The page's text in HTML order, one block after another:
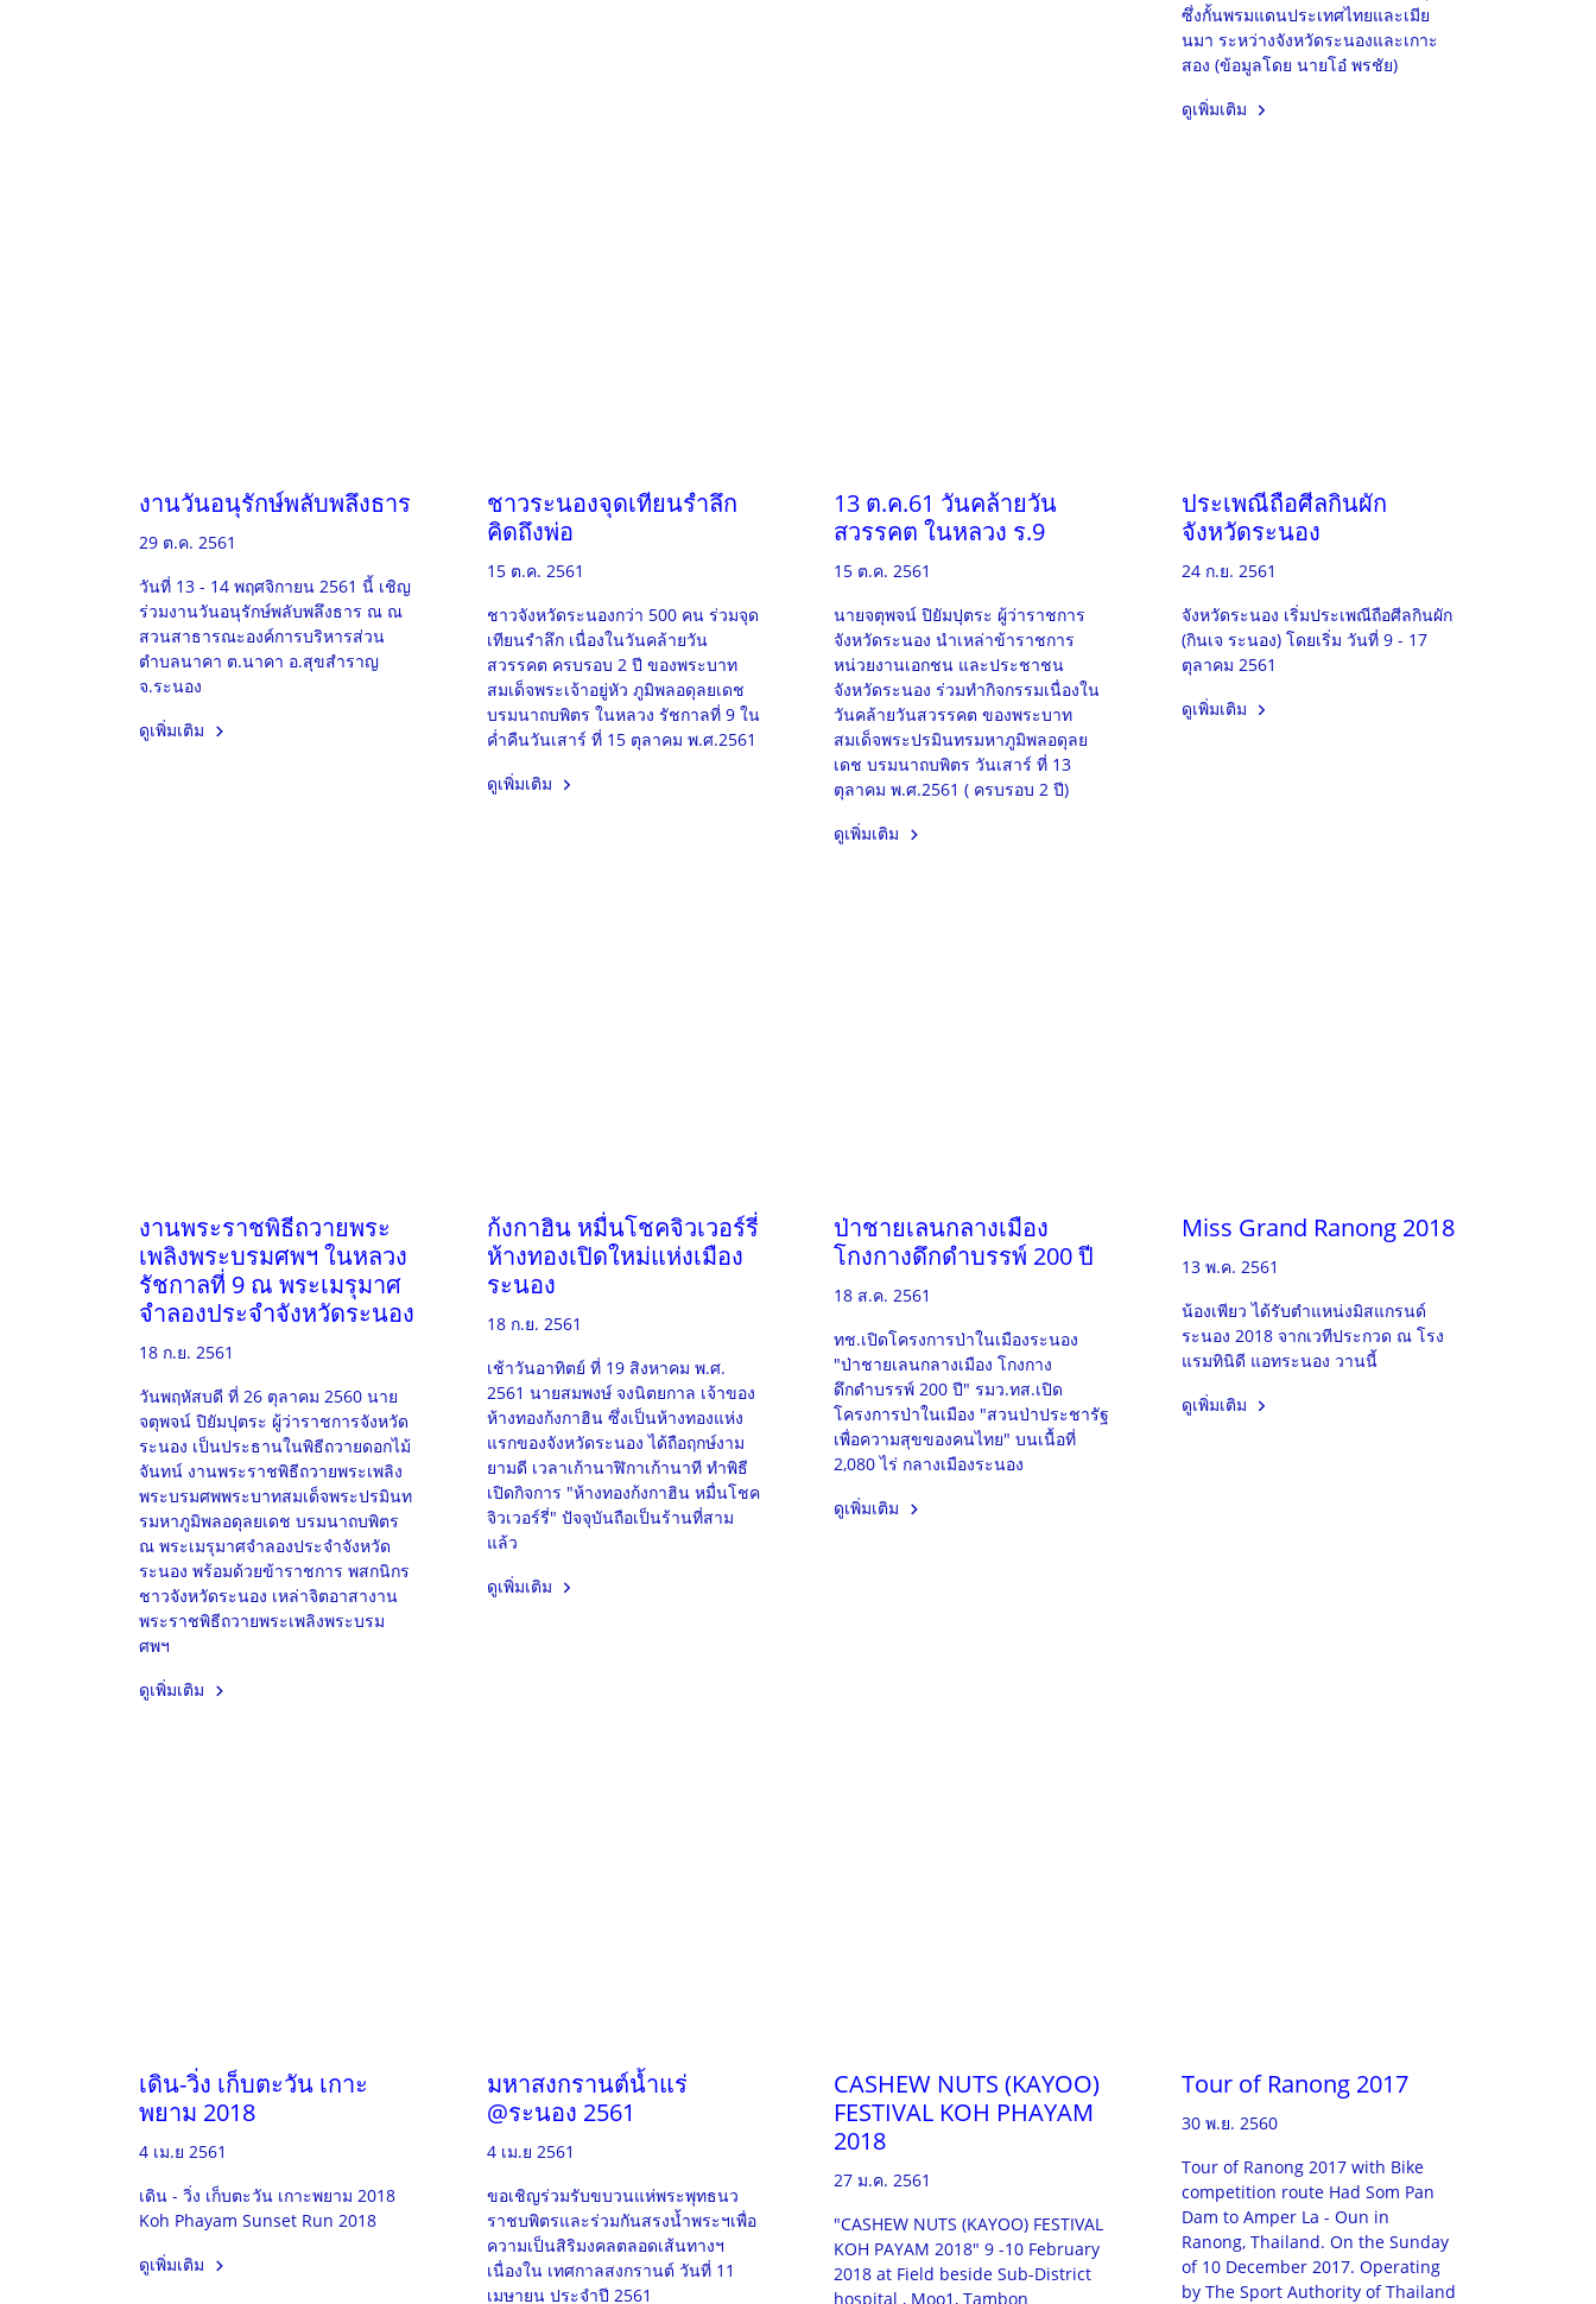
ซึ่งกั้นพรมแดนประเทศไทยและเมีย
นมา ระหว่างจังหวัดระนองและเกาะ
สอง (ข้อมูลโดย นายโอ๋ พรชัย)
ดูเพิ่มเติม
งานวันอนุรักษ์พลับพลึงธาร
29 ต.ค. 2561
วันที่ 13 - 14 พฤศจิกายน 2561 นี้ เชิญ
ร่วมงานวันอนุรักษ์พลับพลึงธาร ณ ณ
สวนสาธารณะองค์การบริหารส่วน
ตำบลนาคา ต.นาคา อ.สุขสำราญ
จ.ระนอง
ดูเพิ่มเติม
ชาวระนองจุดเทียนรำลึก
คิดถึงพ่อ
15 ต.ค. 2561
ชาวจังหวัดระนองกว่า 500 คน ร่วมจุด
เทียนรำลึก เนื่องในวันคล้ายวัน
สวรรคต ครบรอบ 2 ปี ของพระบาท
สมเด็จพระเจ้าอยู่หัว ภูมิพลอดุลยเดช
บรมนาถบพิตร ในหลวง รัชกาลที่ 9 ใน
ค่ำคืนวันเสาร์ ที่ 15 ตุลาคม พ.ศ.2561
ดูเพิ่มเติม
13 ต.ค.61 วันคล้ายวัน
สวรรคต ในหลวง ร.9
15 ต.ค. 2561
นายจตุพจน์ ปิยัมปุตระ ผู้ว่าราชการ
จังหวัดระนอง นำเหล่าข้าราชการ
หน่วยงานเอกชน และประชาชน
จังหวัดระนอง ร่วมทำกิจกรรมเนื่องใน
วันคล้ายวันสวรรคต ของพระบาท
สมเด็จพระปรมินทรมหาภูมิพลอดุลย
เดช บรมนาถบพิตร วันเสาร์ ที่ 13
ตุลาคม พ.ศ.2561 ( ครบรอบ 2 ปี)
ดูเพิ่มเติม
ประเพณีถือศีลกินผัก
จังหวัดระนอง
24 ก.ย. 2561
จังหวัดระนอง เริ่มประเพณีถือศีลกินผัก
(กินเจ ระนอง) โดยเริ่ม วันที่ 9 - 17
ตุลาคม 2561
ดูเพิ่มเติม
งานพระราชพิธีถวายพระ
เพลิงพระบรมศพฯ ในหลวง
รัชกาลที่ 9 ณ พระเมรุมาศ
จำลองประจำจังหวัดระนอง
18 ก.ย. 2561
วันพฤหัสบดี ที่ 26 ตุลาคม 2560 นาย
จตุพจน์ ปิยัมปุตระ ผู้ว่าราชการจังหวัด
ระนอง เป็นประธานในพิธีถวายดอกไม้
จันทน์ งานพระราชพิธีถวายพระเพลิง
พระบรมศพพระบาทสมเด็จพระปรมินท
รมหาภูมิพลอดุลยเดช บรมนาถบพิตร
ณ พระเมรุมาศจำลองประจำจังหวัด
ระนอง พร้อมด้วยข้าราชการ พสกนิกร
ชาวจังหวัดระนอง เหล่าจิตอาสางาน
พระราชพิธีถวายพระเพลิงพระบรม
ศพฯ
ดูเพิ่มเติม
ก้งกาฮิน หมื่นโชคจิวเวอร์รี่
ห้างทองเปิดใหม่แห่งเมือง
ระนอง
18 ก.ย. 2561
เช้าวันอาทิตย์ ที่ 19 สิงหาคม พ.ศ.
2561 นายสมพงษ์ จงนิตยกาล เจ้าของ
ห้างทองก้งกาฮิน ซึ่งเป็นห้างทองแห่ง
แรกของจังหวัดระนอง ได้ถือฤกษ์งาม
ยามดี เวลาเก้านาฬิกาเก้านาที ทำพิธี
เปิดกิจการ "ห้างทองก้งกาฮิน หมื่นโชค
จิวเวอร์รี่" ปัจจุบันถือเป็นร้านที่สาม
แล้ว
ดูเพิ่มเติม
ป่าชายเลนกลางเมือง
โกงกางดึกดำบรรพ์ 200 ปี
18 ส.ค. 2561
ทช.เปิดโครงการป่าในเมืองระนอง
"ป่าชายเลนกลางเมือง โกงกาง
ดึกดำบรรพ์ 200 ปี" รมว.ทส.เปิด
โครงการป่าในเมือง "สวนป่าประชารัฐ
เพื่อความสุขของคนไทย" บนเนื้อที่
2,080 ไร่ กลางเมืองระนอง
ดูเพิ่มเติม
Miss Grand Ranong 2018
13 พ.ค. 2561
น้องเพียว ได้รับตำแหน่งมิสแกรนด์
ระนอง 2018 จากเวทีประกวด ณ โรง
แรมทินิดี แอทระนอง วานนี้
ดูเพิ่มเติม
เดิน-วิ่ง เก็บตะวัน เกาะ
พยาม 2018
4 เม.ย 2561
เดิน - วิ่ง เก็บตะวัน เกาะพยาม 2018
Koh Phayam Sunset Run 2018
ดูเพิ่มเติม
มหาสงกรานต์น้ำแร่
@ระนอง 2561
4 เม.ย 2561
ขอเชิญร่วมรับขบวนแห่พระพุทธนว
ราชบพิตรและร่วมกันสรงน้ำพระฯเพื่อ
ความเป็นสิริมงคลตลอดเส้นทางฯ
เนื่องใน เทศกาลสงกรานต์ วันที่ 11
เมษายน ประจำปี 2561
CASHEW NUTS (KAYOO)
FESTIVAL KOH PHAYAM
2018
27 ม.ค. 2561
"CASHEW NUTS (KAYOO) FESTIVAL
KOH PAYAM 2018" 9 -10 February
2018 at Field beside Sub-District
hospital , Moo1, Tambon
Tour of Ranong 2017
30 พ.ย. 2560
Tour of Ranong 2017 with Bike
competition route Had Som Pan
Dam to Amper La - Oun in
Ranong, Thailand. On the Sunday
of 10 December 2017. Operating
by The Sport Authority of Thailand